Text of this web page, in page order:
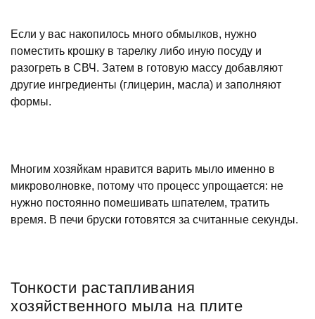
Если у вас накопилось много обмылков, нужно
поместить крошку в тарелку либо иную посуду и
разогреть в СВЧ. Затем в готовую массу добавляют
другие ингредиенты (глицерин, масла) и заполняют
формы.
Многим хозяйкам нравится варить мыло именно в
микроволновке, потому что процесс упрощается: не
нужно постоянно помешивать шпателем, тратить
время. В печи бруски готовятся за считанные секунды.
Тонкости растапливания
хозяйственного мыла на плите